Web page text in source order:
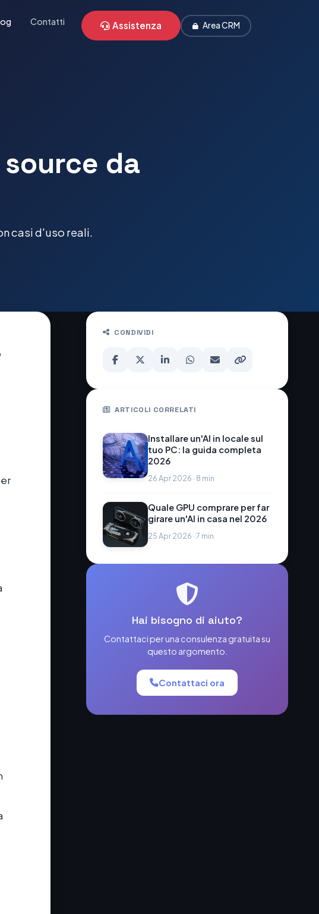
Contatti Assistenza Area CRM
da
casi d'uso reali.
CONDIVIDI
ARTICOLI CORRELATI
Installare un'AI in locale sul
tuo PC: la guida completa
2026
26 Apr 2026 · 8 min
Quale GPU comprare per far
girare un'AI in casa nel 2026
25 Apr 2026 · 7 min
Hai bisogno di aiuto?
Contattaci per una consulenza gratuita su
questo argomento.
Contattaci ora